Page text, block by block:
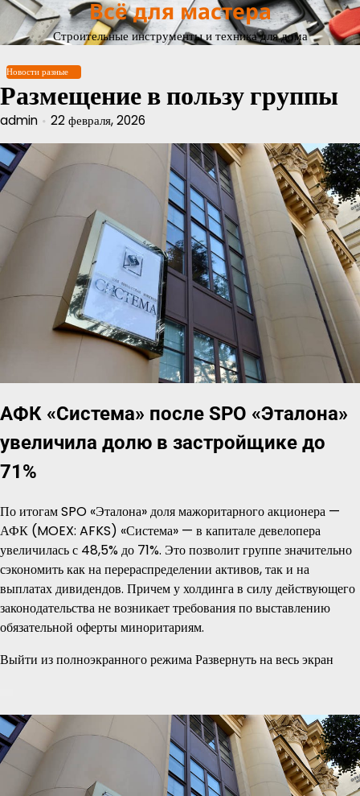
Перейти
содержимому
Всё для мастера
Строительные инструменты и техника для дома
Новости разные
Размещение в пользу группы
admin 22 февраля, 2026
АФК «Система» после SPO «Эталона»
увеличила долю в застройщике до
71%
По итогам SPO «Эталона» доля мажоритарного акционера —
АФК (MOEX: AFKS) «Система» — в капитале девелопера
увеличилась с 48,5% до 71%. Это позволит группе значительно
сэкономить как на перераспределении активов, так и на
выплатах дивидендов. Причем у холдинга в силу действующего
законодательства не возникает требования по выставлению
обязательной оферты миноритариям.
Выйти из полноэкранного режима Развернуть на весь экран